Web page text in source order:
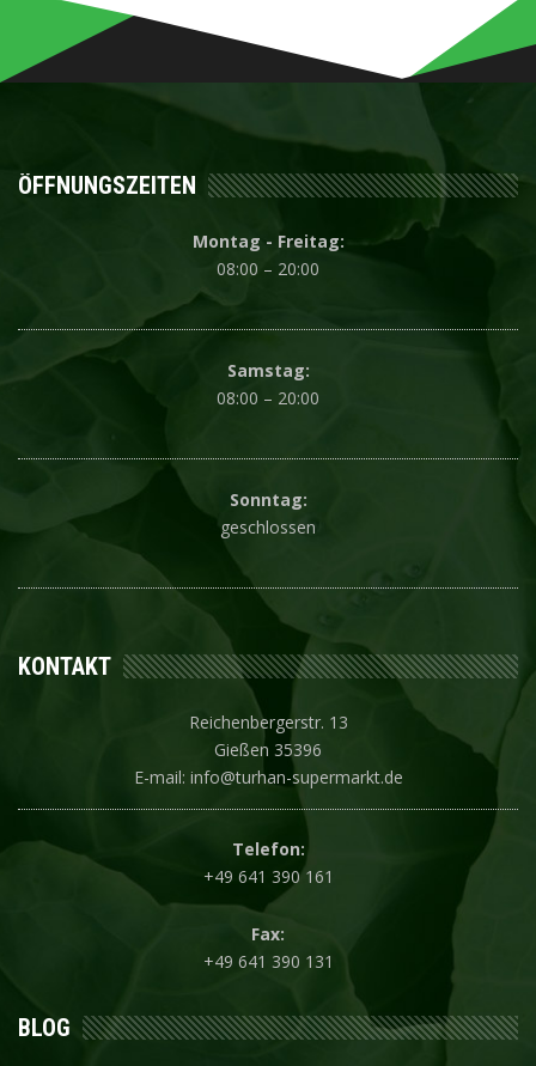
ÖFFNUNGSZEITEN
Montag - Freitag:
08:00 – 20:00
Samstag:
08:00 – 20:00
Sonntag:
geschlossen
KONTAKT
Reichenbergerstr. 13
Gießen 35396
E-mail: info@turhan-supermarkt.de
Telefon:
+49 641 390 161
Fax:
+49 641 390 131
BLOG